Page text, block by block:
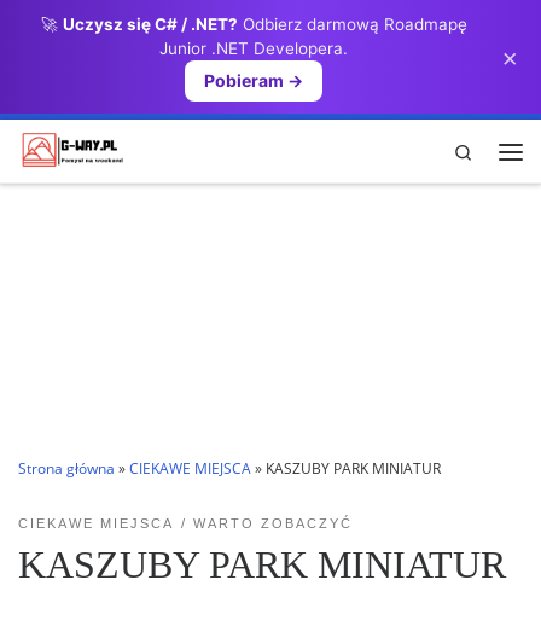
🚀 Uczysz się C# / .NET? Odbierz darmową Roadmapę
Junior .NET Developera.
Pobieram →
×
Przejdź do treści
Search
Strona główna »CIEKAWE MIEJSCA» KASZUBY PARK MINIATUR
CIEKAWE MIEJSCA WARTO ZOBACZYĆ
KASZUBY PARK MINIATUR